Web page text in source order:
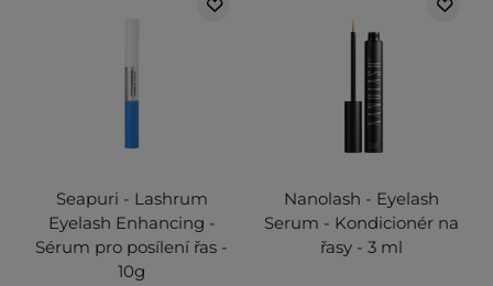
Seapuri - Lashrum
Eyelash Enhancing -
Sérum pro posílení řas -
10g
Nanolash - Eyelash
Serum - Kondicionér na
řasy - 3 ml